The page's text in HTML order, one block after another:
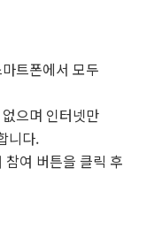
트폰에서 모두
으며 인터넷만
니다.
참여 버튼을 클릭 후